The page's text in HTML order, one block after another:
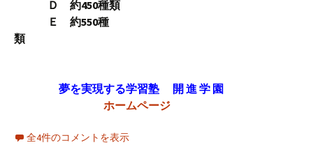
Ｄ 約450種類
Ｅ 約550種
類
夢を実現する学習塾 開 進 学 園
ホームページ
全4件のコメントを表示